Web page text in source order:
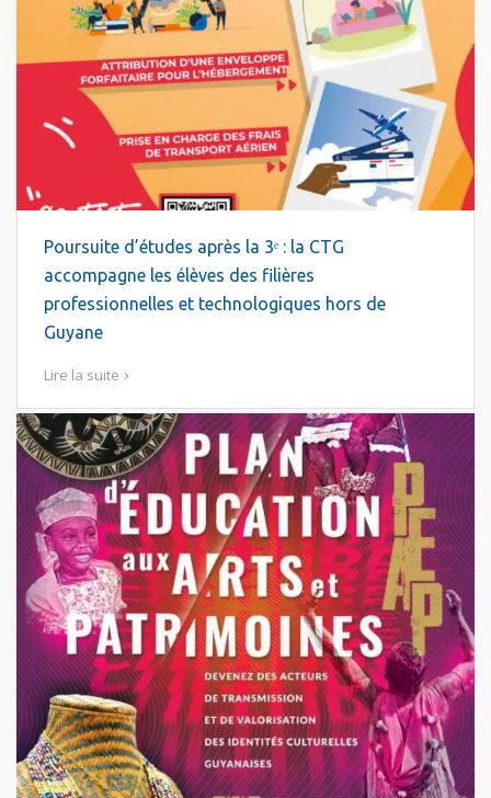
Poursuite d’études après la 3ᵉ : la CTG
accompagne les élèves des filières
professionnelles et technologiques hors de
Guyane
Lire la suite